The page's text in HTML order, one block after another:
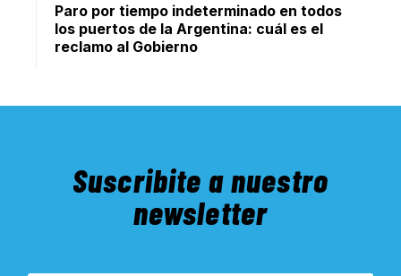
Paro por tiempo indeterminado en todos
los puertos de la Argentina: cuál es el
reclamo al Gobierno
Suscribite a nuestro
newsletter